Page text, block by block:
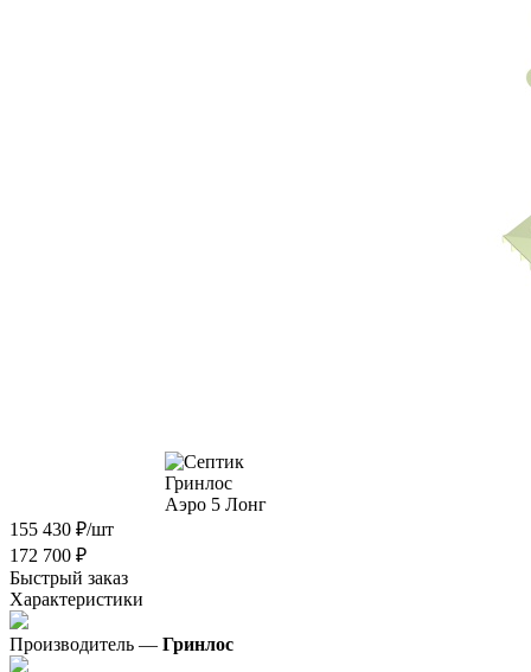
155 430 ₽/шт
172 700 ₽
Быстрый заказ
Характеристики
Производитель — Гринлос